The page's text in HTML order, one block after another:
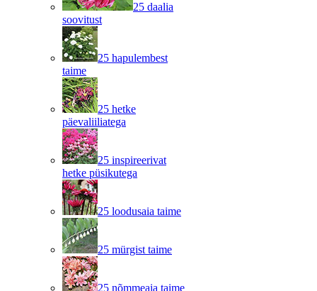
25 daalia
soovitust
25 hapulembest
taime
25 hetke
päevaliiliatega
25 inspireerivat
hetke püsikutega
25 loodusaia taime
25 mürgist taime
25 nõmmeaia taime